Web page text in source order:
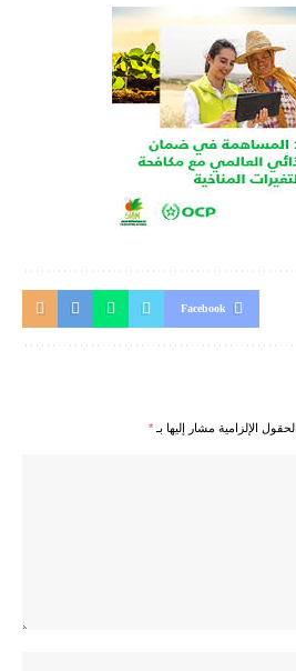
Facebook
الحقول الإلزامية مشار إليها بـ*